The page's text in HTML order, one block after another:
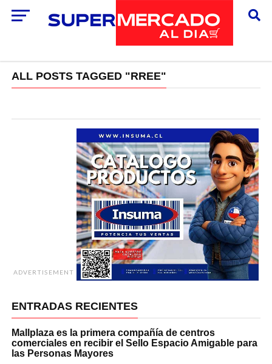
ALL POSTS TAGGED "RREE"
ADVERTISEMENT
ENTRADAS RECIENTES
Mallplaza es la primera compañía de centros
comerciales en recibir el Sello Espacio Amigable para
las Personas Mayores